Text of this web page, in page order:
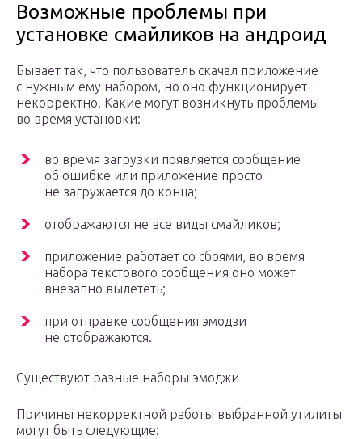
Возможные проблемы при
установке смайликов на андроид
Бывает так, что пользователь скачал приложение
с нужным ему набором, но оно функционирует
некорректно. Какие могут возникнуть проблемы
во время установки:
во время загрузки появляется сообщение
об ошибке или приложение просто
не загружается до конца;
отображаются не все виды смайликов;
приложение работает со сбоями, во время
набора текстового сообщения оно может
внезапно вылететь;
при отправке сообщения эмодзи
не отображаются.
Существуют разные наборы эмоджи
Причины некорректной работы выбранной утилиты
могут быть следующие: